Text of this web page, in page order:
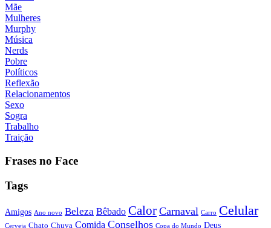
Mãe
Mulheres
Murphy
Música
Nerds
Pobre
Políticos
Reflexão
Relacionamentos
Sexo
Sogra
Trabalho
Traição
Frases no Face
Tags
Amigos Ano novo Beleza Bêbado Calor Carnaval Carro Celular
Cerveja Chato Chuva Comida Conselhos Copa do Mundo Deus